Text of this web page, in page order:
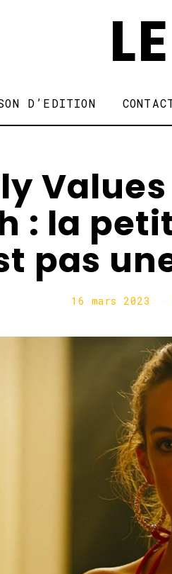
D’EDITION
: la
pas
16 mars 2023